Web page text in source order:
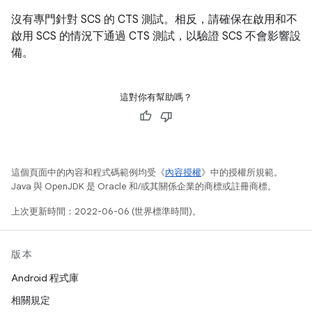
沒有專門針對 SCS 的 CTS 測試。相反，請確保在啟用和不
啟用 SCS 的情況下通過 CTS 測試，以驗證 SCS 不會影響設
備。
這對你有幫助嗎？
這個頁面中的內容和程式碼範例均受《內容授權》中的授權所規範。
Java 與 OpenJDK 是 Oracle 和/或其關係企業的商標或註冊商標。
上次更新時間：2022-06-06 (世界標準時間)。
版本
Android 程式庫
相關規定